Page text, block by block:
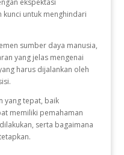
ekspektasi
kunci untuk menghindari
sumber daya manusia,
yang jelas mengenai
harus dijalankan oleh
yang tepat, baik
memiliki pemahaman
serta bagaimana